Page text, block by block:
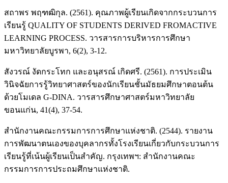
สถาพร พฤฑฒิกุล. (2561). คุณภาพผู้เรียนเกิดจากกระบวนการ
เรียนรู้ QUALITY OF STUDENTS DERIVED FROMACTIVE
LEARNING PROCESS. วารสารการบริหารการศึกษา
มหาวิทยาลัยบูรพา, 6(2), 3-12.
สังวรณ์ งัดกระโทก และอนุสรณ์ เกิดศรี. (2561). การประเมิน
วินิจฉัยการรู้วิทยาศาสตร์ของนักเรียนชั้นมัธยมศึกษาตอนต้น
ด้วยโมเดล G-DINA. วารสารศึกษาศาสตร์มหาวิทยาลัย
ขอนแก่น, 41(4), 37-54.
สำนักงานคณะกรรมการการศึกษาแห่งชาติ. (2544). รายงาน
การพัฒนาตนเองของบุคลากรทั้งโรงเรียนเกี่ยวกับกระบวนการ
เรียนรู้ที่เน้นผู้เรียนเป็นสําคัญ. กรุงเทพฯ: สํานักงานคณะ
กรรมการการประถมศึกษาแห่งชาติ.